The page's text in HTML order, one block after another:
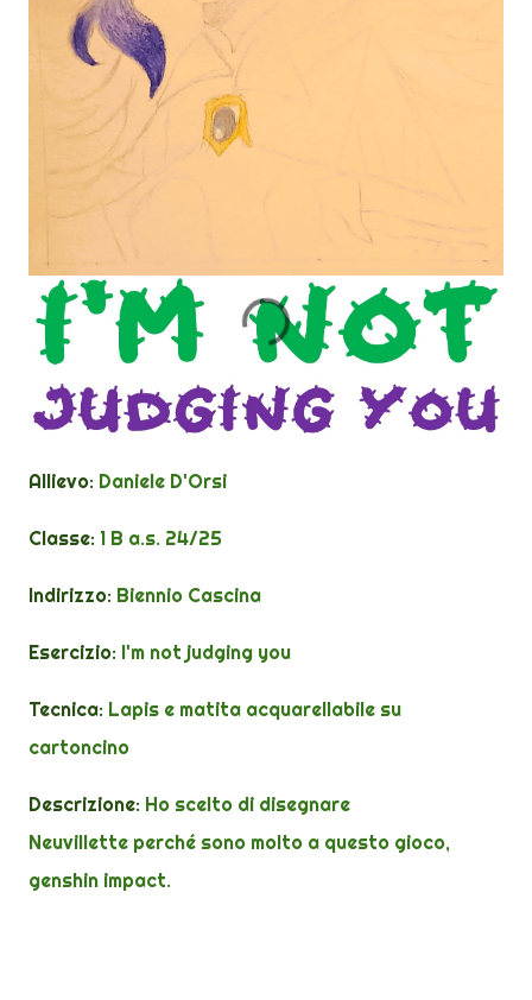
Allievo: Daniele D'Orsi
Classe: 1 B a.s. 24/25
Indirizzo: Biennio Cascina
Esercizio: I'm not judging you
Tecnica: Lapis e matita acquarellabile su
cartoncino
Descrizione: Ho scelto di disegnare
Neuvillette perché sono molto a questo gioco,
genshin impact.